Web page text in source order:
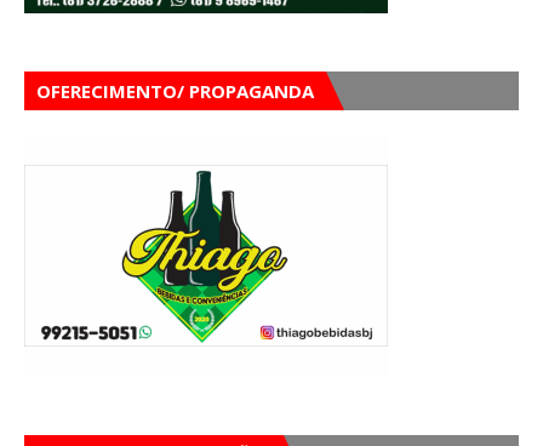
OFERECIMENTO/ PROPAGANDA